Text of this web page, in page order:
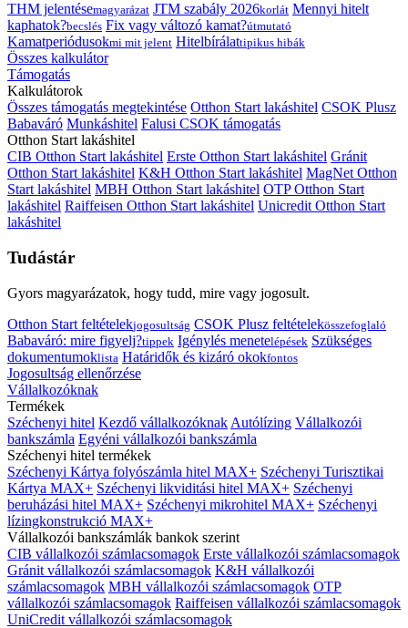
THM jelentésemagyarázat JTM szabály 2026korlát Mennyi hitelt
kaphatok?becslés Fix vagy változó kamat?útmutató
Kamatperiódusokmi mit jelent Hitelbírálattipikus hibák
Összes kalkulátor
Támogatás
Kalkulátorok
Összes támogatás megtekintése Otthon Start lakáshitel CSOK Plusz
Babaváró Munkáshitel Falusi CSOK támogatás
Otthon Start lakáshitel
CIB Otthon Start lakáshitel Erste Otthon Start lakáshitel Gránit
Otthon Start lakáshitel K&H Otthon Start lakáshitel MagNet Otthon
Start lakáshitel MBH Otthon Start lakáshitel OTP Otthon Start
lakáshitel Raiffeisen Otthon Start lakáshitel Unicredit Otthon Start
lakáshitel
Tudástár
Gyors magyarázatok, hogy tudd, mire vagy jogosult.
Otthon Start feltételekjogosultság CSOK Plusz feltételekösszefoglaló
Babaváró: mire figyelj?tippek Igénylés menetelépések Szükséges
dokumentumoklista Határidők és kizáró okokfontos
Jogosultság ellenőrzése
Vállalkozóknak
Termékek
Széchenyi hitel Kezdő vállalkozóknak Autólízing Vállalkozói
bankszámla Egyéni vállalkozói bankszámla
Széchenyi hitel termékek
Széchenyi Kártya folyószámla hitel MAX+ Széchenyi Turisztikai
Kártya MAX+ Széchenyi likviditási hitel MAX+ Széchenyi
beruházási hitel MAX+ Széchenyi mikrohitel MAX+ Széchenyi
lízingkonstrukció MAX+
Vállalkozói bankszámlák bankok szerint
CIB vállalkozói számlacsomagok Erste vállalkozói számlacsomagok
Gránit vállalkozói számlacsomagok K&H vállalkozói
számlacsomagok MBH vállalkozói számlacsomagok OTP
vállalkozói számlacsomagok Raiffeisen vállalkozói számlacsomagok
UniCredit vállalkozói számlacsomagok